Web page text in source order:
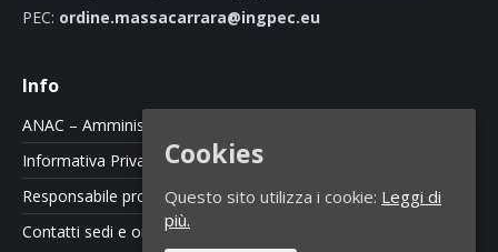
PEC: ordine.massacarrara@ingpec.eu
Info
ANAC – Amministrazione Trasparente
Informativa Privacy e Cookie Policy
Responsabile protezione dati
Contatti sedi e orari
Cookies
Questo sito utilizza i cookie: Leggi di
più.